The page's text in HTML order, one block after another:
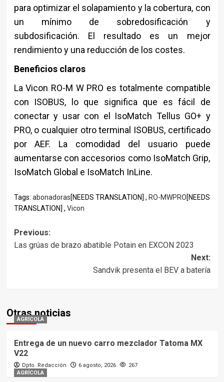
para optimizar el solapamiento y la cobertura, con
un mínimo de sobredosificación y
subdosificación. El resultado es un mejor
rendimiento y una reducción de los costes.
Beneficios claros
La Vicon RO-M W PRO es totalmente compatible
con ISOBUS, lo que significa que es fácil de
conectar y usar con el IsoMatch Tellus GO+ y
PRO, o cualquier otro terminal ISOBUS, certificado
por AEF. La comodidad del usuario puede
aumentarse con accesorios como IsoMatch Grip,
IsoMatch Global e IsoMatch InLine.
Tags: abonadoras[NEEDS TRANSLATION] , RO-MWPRO[NEEDS
TRANSLATION] , Vicon
Post
navigation
Previous:
Las grúas de brazo abatible Potain en EXCON 2023
Next:
Sandvik presenta el BEV a batería
Otras noticias
AGRÍCOLA
Entrega de un nuevo carro mezclador Tatoma MX
V22
Dpto. Redacción 6 agosto, 2026
267
AGRÍCOLA